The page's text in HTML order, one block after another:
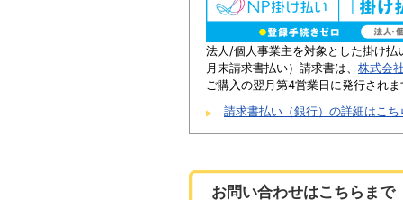
法人/個人事業主を対象とした掛け
月末請求書払い）請求書は、 株式会
ご購入の翌月第4営業日に発行され
請求書払い（銀行）の詳細はこち
お問い合わせはこちらまで